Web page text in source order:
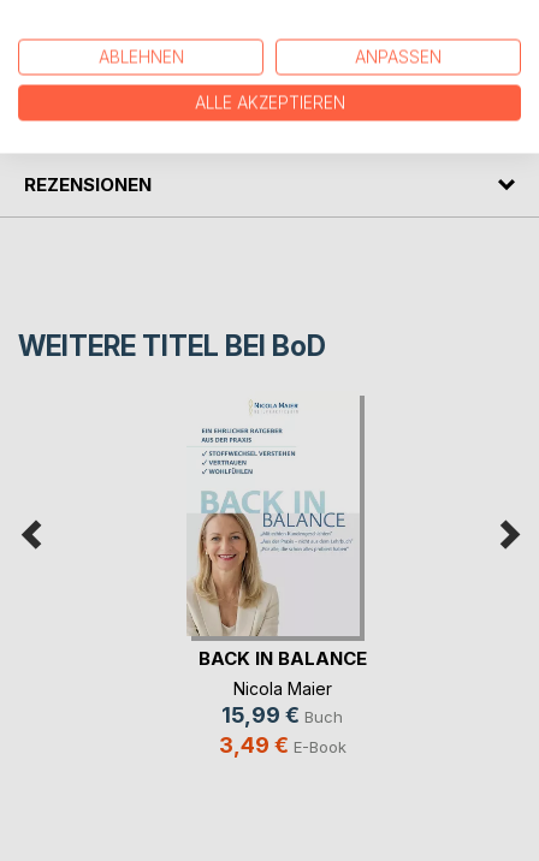
AUTOR/IN
PRESSESTIMMEN
REZENSIONEN
WEITERE TITEL BEI BoD
BACK IN BALANCE
Nicola Maier
15,99 € Buch
3,49 € E-Book
ABLEHNEN ANPASSEN
ALLE AKZEPTIEREN